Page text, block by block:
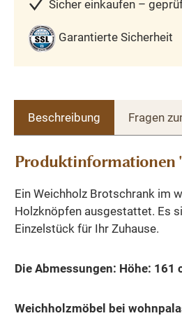
Sicher einkaufen –
Garantierte Sicherheit
Beschreibung Fragen
Produktinformationen
Ein Weichholz Brotschrank im
Holzknöpfen ausgestattet. Es
Einzelstück für Ihr Zuhause.
Die Abmessungen: Höhe: 161
Weichholzmöbel bei